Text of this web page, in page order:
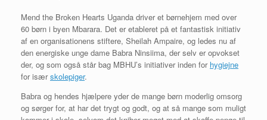
Mend the Broken Hearts Uganda driver et børnehjem med over
60 børn i byen Mbarara. Det er etableret på et fantastisk initiativ
af en organisationens stiftere, Sheilah Ampaire, og ledes nu af
den energiske unge dame Babra Ninsiima, der selv er opvokset
der, og som også står bag MBHU’s initiativer inden for hygiejne
for isærskolepiger.
Babra og hendes hjælpere yder de mange børn moderlig omsorg
og sørger for, at har det trygt og godt, og at så mange som muligt